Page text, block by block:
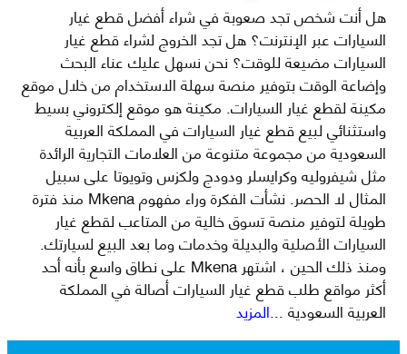
هل أنت شخص تجد صعوبة في شراء أفضل قطع غيار
السيارات عبر الإنترنت؟ هل تجد الخروج لشراء قطع غيار
السيارات مضيعة للوقت؟ نحن نسهل عليك عناء البحث
وإضاعة الوقت بتوفير منصة سهلة الاستخدام من خلال موقع
مكينة لقطع غيار السيارات. مكينة هو موقع إلكتروني بسيط
واستثنائي لبيع قطع غيار السيارات في المملكة العربية
السعودية من مجموعة متنوعة من العلامات التجارية الرائدة
مثل شيفروليه وكرايسلر ودودج ولكزس وتويوتا على سبيل
المثال لا الحصر. نشأت الفكرة وراء مفهوم Mkena منذ فترة
طويلة لتوفير منصة تسوق خالية من المتاعب لقطع غيار
السيارات الأصلية والبديلة وخدمات وما بعد البيع لسيارتك.
ومنذ ذلك الحين ، اشتهر Mkena على نطاق واسع بأنه أحد
أكثر مواقع طلب قطع غيار السيارات أصالة في المملكة
العربية السعودية...المزيد